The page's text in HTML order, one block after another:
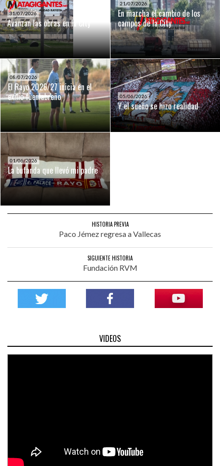
31/07/2026
Avanzan las obras en la City
21/07/2026
En marcha el cambio de los
campos de la City
08/07/2026
El Rayo 2026/27 inicia en el
exilio fuenlabreño
05/06/2026
Y el sueño se hizo realidad
01/06/2026
La bufanda que llevó mi padre
HISTORIA PREVIA
Paco Jémez regresa a Vallecas
SIGUIENTE HISTORIA
Fundación RVM
VIDEOS